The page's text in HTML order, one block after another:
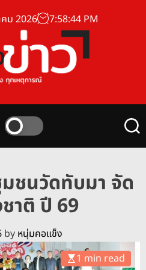
ม 2026 7:58:45 PM
S
c
h
ชนวัดทับมา จัด
าติ ปี 69
by หนุ่มคอแข็ง
1 min read